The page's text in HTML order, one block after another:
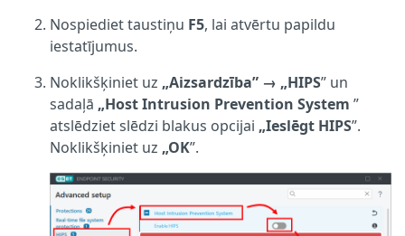
Nospiediet taustiņu F5, lai atvērtu papildu
iestatījumus.
Noklikšķiniet uz „Aizsardzība” → „HIPS” un
sadaļā „Host Intrusion Prevention System ”
atslēdziet slēdzi blakus opcijai „Ieslēgt HIPS”.
Noklikšķiniet uz „OK”.